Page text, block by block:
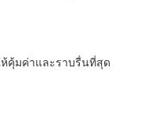
ห้คุ้มค่าและราบรื่นที่สุด